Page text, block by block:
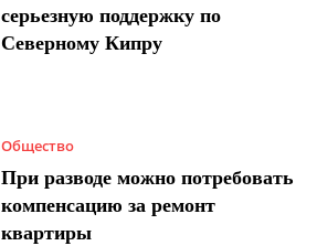
серьезную поддержку по
Северному Кипру
Общество
При разводе можно потребовать
компенсацию за ремонт
квартиры